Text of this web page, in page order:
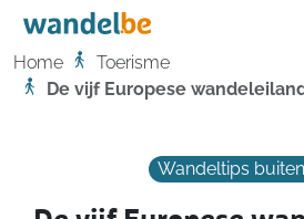
Home
Home
Toerisme
De vijf Europese
Wandeltips